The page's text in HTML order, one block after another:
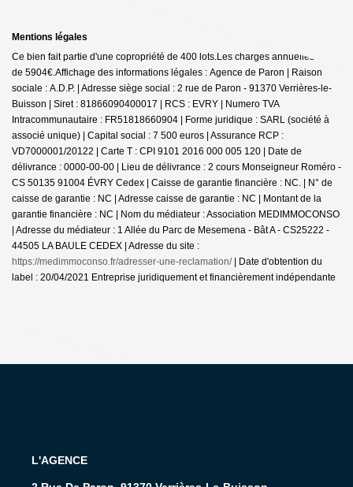
Mentions légales
Ce bien fait partie d'une copropriété de 400 lots.Les charges annuelles sont
de 5904€.Affichage des informations légales : Agence de Paron | Raison
sociale : A.D.P. | Adresse siège social : 2 rue de Paron - 91370 Verrières-le-
Buisson | Siret : 81866090400017 | RCS : EVRY | Numero TVA
Intracommunautaire : FR51818660904 | Forme juridique : SARL (société à
associé unique) | Capital social : 7 500 euros | Assurance RCP :
VD7000001/20122 | Carte T : CPI 9101 2016 000 005 120 | Date de
délivrance : 0000-00-00 | Lieu de délivrance : 2 cours Monseigneur Roméro -
CS 50135 91004 ÉVRY Cedex | Caisse de garantie financière : NC. | N° de
caisse de garantie : NC | Adresse caisse de garantie : NC | Montant de la
garantie financière : NC | Nom du médiateur : Association MEDIMMOCONSO
| Adresse du médiateur : 1 Allée du Parc de Mesemena - Bât A - CS25222 -
44505 LA BAULE CEDEX | Adresse du site :
https://medimmoconso.fr/adresser-une-reclamation/| Date d'obtention du
label : 20/04/2021 Entreprise juridiquement et financièrement indépendante
L'AGENCE